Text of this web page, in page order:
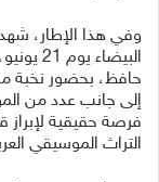
وفي هذا الإطار، شهد
حافظ، بحضور نخبة
إلى جانب عدد من
فرصة حقيقية لإبراز
التراث الموسيقي